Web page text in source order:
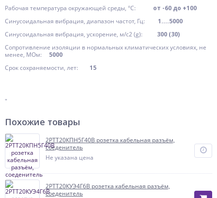
Рабочая температура окружающей среды, °C: от -60 до +100
Синусоидальная вибрация, диапазон частот, Гц: 1....5000
Синусоидальная вибрация, ускорение, м/с2 (g): 300 (30)
Сопротивление изоляции в нормальных климатических условиях, не
менее, МОм: 5000
Срок сохраняемости, лет: 15
"
Похожие товары
2РТТ20КПН5Г40В розетка кабельная разъём,
соеденитель
Не указана цена
2РТТ20КУЭ4Г6В розетка кабельная разъём,
соеденитель